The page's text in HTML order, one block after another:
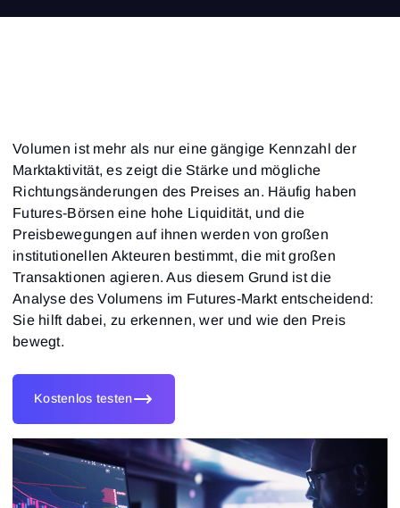
Volumen ist mehr als nur eine gängige Kennzahl der
Marktaktivität, es zeigt die Stärke und mögliche
Richtungsänderungen des Preises an. Häufig haben
Futures-Börsen eine hohe Liquidität, und die
Preisbewegungen auf ihnen werden von großen
institutionellen Akteuren bestimmt, die mit großen
Transaktionen agieren. Aus diesem Grund ist die
Analyse des Volumens im Futures-Markt entscheidend:
Sie hilft dabei, zu erkennen, wer und wie den Preis
bewegt.
Kostenlos testen